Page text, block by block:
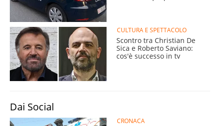
CULTURA E SPETTACOLO
Scontro tra Christian De
Sica e Roberto Saviano:
cos'è successo in tv
Dai Social
CRONACA